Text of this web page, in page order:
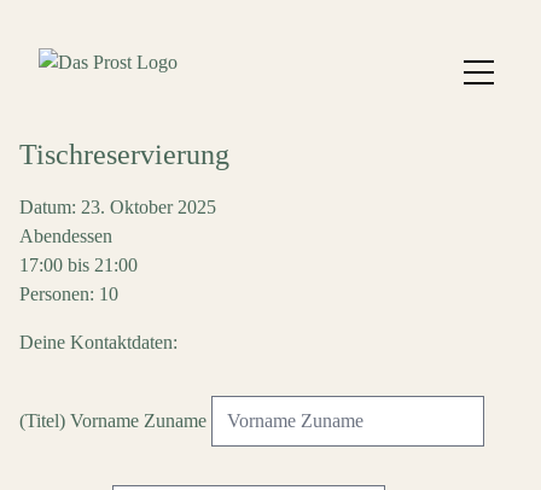
Tischreservierung
Datum: 23. Oktober 2025
Abendessen
17:00 bis 21:00
Personen: 10
Deine Kontaktdaten:
(Titel) Vorname Zuname